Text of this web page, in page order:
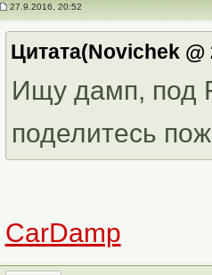
27.9.2016, 20:52
Цитата(Novichek
Ищу дамп, под
поделитесь
CarDamp